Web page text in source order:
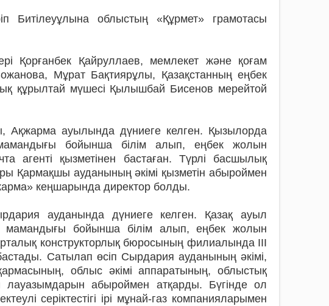
облыстың «Құрмет» грамотасы
Қорғанбек Қайруллаев, мемлекет және қоғам
Мұрат Бақтиярұлы, Қазақстанның еңбек
құрылтай мүшесі Қылышбай Бисенов мерейтой
ауылында дүниеге келген. Қызылорда
бойынша білім алып, еңбек жолын
агенті қызметінен бастаған. Түрлі басшылық
Қармақшы ауданының әкімі қызметін абыроймен
кеңшарында директор болды.
ауданында дүниеге келген. Қазақ ауыл
мамандығы бойынша білім алып, еңбек жолын
конструкторлық бюросының филиалында ІІІ
Сатылап өсіп Сырдария ауданының әкімі,
облыс әкімі аппаратының, облыстық
абыроймен атқарды. Бүгінде ол
серіктестігі ірі мұнай-газ компанияларымен